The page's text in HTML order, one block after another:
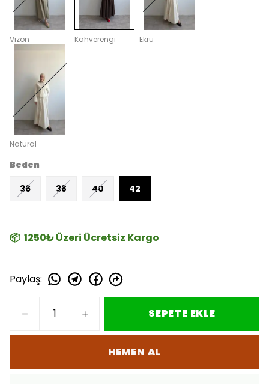
Vizon Kahverengi Ekru
Natural
Beden
36
38 40 42
📦 1250₺ Üzeri Ücretsiz Kargo
Paylaş:
SEPETE EKLE
HEMEN AL